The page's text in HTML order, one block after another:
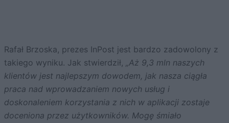
Rafał Brzoska, prezes InPost jest bardzo zadowolony z
takiego wyniku. Jak stwierdził, „Aż 9,3 mln naszych
klientów jest najlepszym dowodem, jak nasza ciągła
praca nad wprowadzaniem nowych usług i
doskonaleniem korzystania z nich w aplikacji zostaje
doceniona przez użytkowników. Mogę śmiało